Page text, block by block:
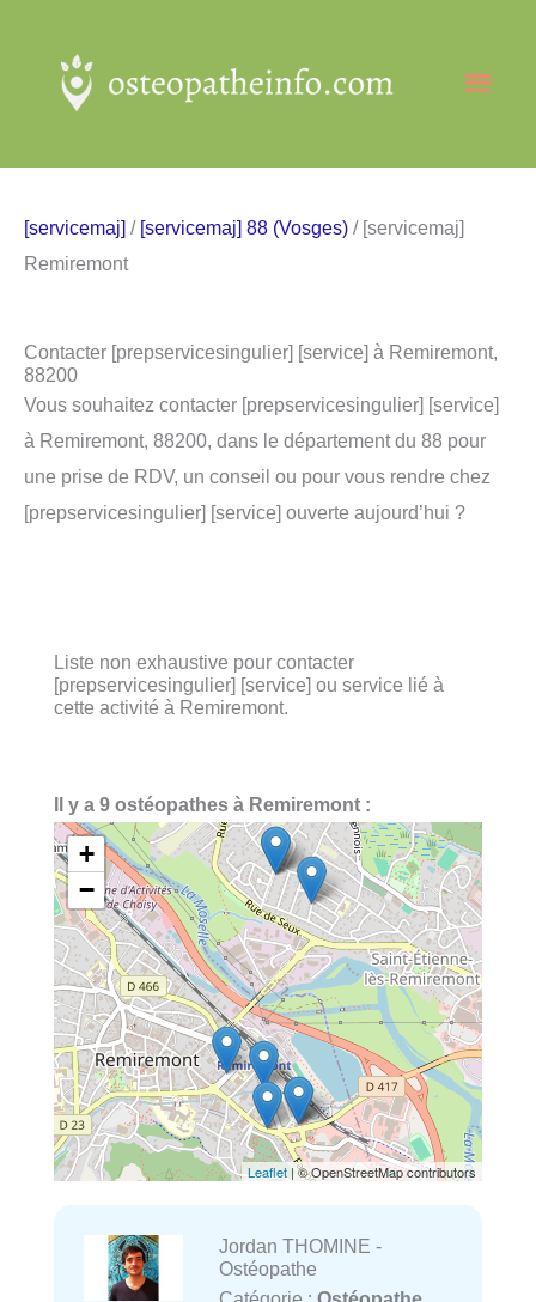
contenu
[servicemaj] / [servicemaj] 88 (Vosges) / [servicemaj]
Remiremont
Contacter [prepservicesingulier] [service] à Remiremont,
88200
Vous souhaitez contacter [prepservicesingulier] [service]
à Remiremont, 88200, dans le département du 88 pour
une prise de RDV, un conseil ou pour vous rendre chez
[prepservicesingulier] [service] ouverte aujourd’hui ?
Liste non exhaustive pour contacter
[prepservicesingulier] [service] ou service lié à
cette activité à Remiremont.
Il y a 9 ostéopathes à Remiremont :
+
−
Leaflet | © OpenStreetMap contributors
Jordan THOMINE -
Ostéopathe